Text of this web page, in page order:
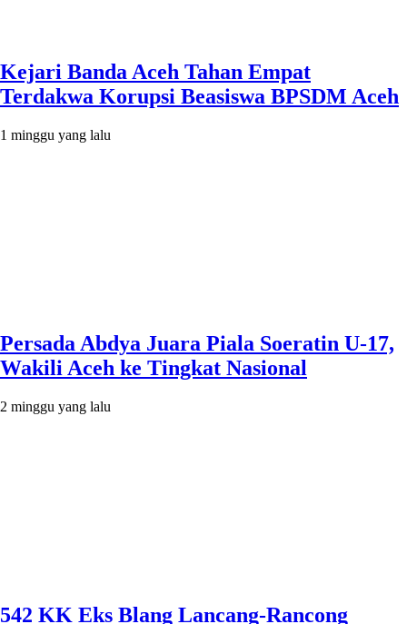
Kejari Banda Aceh Tahan Empat
Terdakwa Korupsi Beasiswa BPSDM Aceh
1 minggu yang lalu
Persada Abdya Juara Piala Soeratin U-17,
Wakili Aceh ke Tingkat Nasional
2 minggu yang lalu
542 KK Eks Blang Lancang-Rancong